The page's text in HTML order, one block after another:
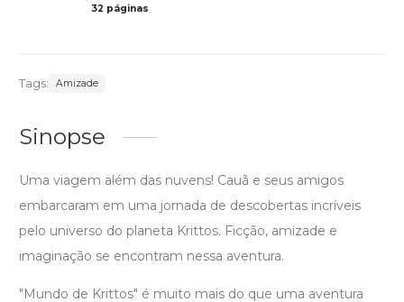
32 páginas
Tags: Amizade
Sinopse
Uma viagem além das nuvens! Cauã e seus amigos
embarcaram em uma jornada de descobertas incríveis
pelo universo do planeta Krittos. Ficção, amizade e
imaginação se encontram nessa aventura.
"Mundo de Krittos" é muito mais do que uma aventura